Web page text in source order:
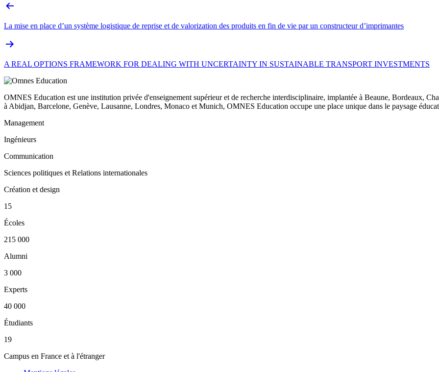
La mise en place d’un système logistique de reprise et de valorization des produits en fin de vie par un constructeur d’imprimantes
A REAL OPTIONS FRAMEWORK FOR DEALING WITH UNCERTAINTY IN SUSTAINABLE TRANSPORT INVESTMENTS
OMNES Education est une institution privée d'enseignement supérieur et de recherche interdisciplinaire, implantée à Beaune, Bordeaux,
à Abidjan, Barcelone, Genève, Lausanne, Londres, Monaco et Munich, OMNES Education occupe une place unique dans le paysage
Management
Ingénieurs
Communication
Sciences politiques et Relations internationales
Création et design
15
Écoles
215 000
Alumni
3 000
Experts
40 000
Étudiants
19
Campus en France et à l'étranger